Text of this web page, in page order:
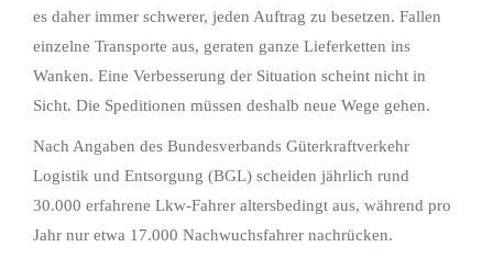
es daher immer schwerer, jeden Auftrag zu besetzen. Fallen
einzelne Transporte aus, geraten ganze Lieferketten ins
Wanken. Eine Verbesserung der Situation scheint nicht in
Sicht. Die Speditionen müssen deshalb neue Wege gehen.
Nach Angaben des Bundesverbands Güterkraftverkehr
Logistik und Entsorgung (BGL) scheiden jährlich rund
30.000 erfahrene Lkw-Fahrer altersbedingt aus, während pro
Jahr nur etwa 17.000 Nachwuchsfahrer nachrücken.